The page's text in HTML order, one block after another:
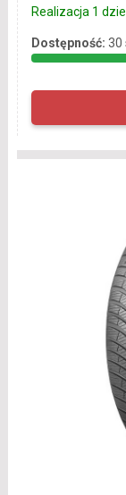
Realizacja 1
Dostępność: 30